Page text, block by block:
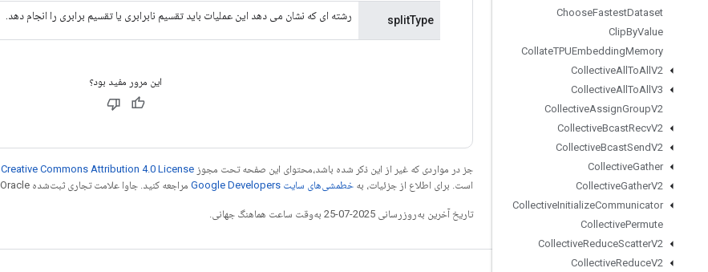
ChooseFastestDataset
ClipByValue
CollateTPUEmbeddingMemory
CollectiveAll ToAll V2
CollectiveAll ToAll V3
CollectiveAssignGroupV2
CollectiveBcastRecvV2
CollectiveBcastSendV2
CollectiveGather
CollectiveGatherV2
CollectiveInitializeCommunicator
CollectivePermute
CollectiveReduceScatterV2
CollectiveReduceV2
splitType رشته ای که نشان می دهد این عملیات باید تقسیم نابرابری یا تقسیم برابری را انجام دهد.
این مرور مفید بود؟
جز در مواردی که غیر از این ذکر شده باشد،‌محتوای این صفحه تحت مجوز Creative Commons Attribution 4.0 License
است. برای اطلاع از جزئیات، به خطمشی‌های سایت Google Developers‏ مراجعه کنید. جاوا علامت تجاری ثبت‌شده Oracle و/یا شرکت‌های وابسته به آن است.
تاریخ آخرین به‌روزرسانی 2025-07-25 به‌وقت ساعت هماهنگ جهانی.